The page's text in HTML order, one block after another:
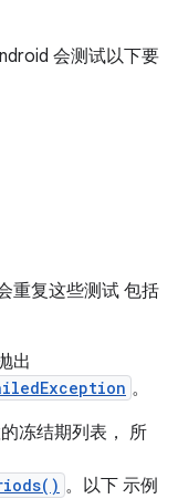
会测试以下要
重复这些测试 包括
出
。
冻结期列表， 所
。以下 示例